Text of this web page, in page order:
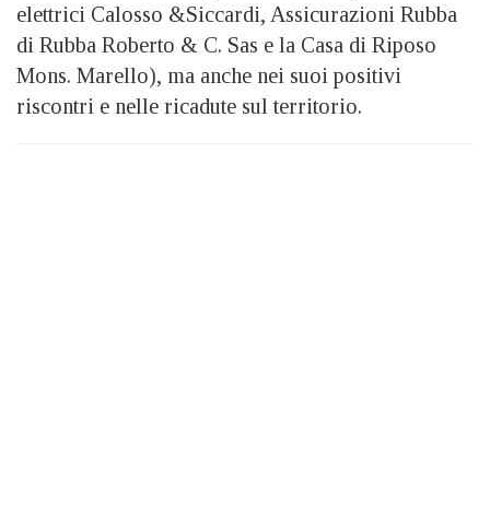
elettrici Calosso &Siccardi, Assicurazioni Rubba
di Rubba Roberto & C. Sas e la Casa di Riposo
Mons. Marello), ma anche nei suoi positivi
riscontri e nelle ricadute sul territorio.